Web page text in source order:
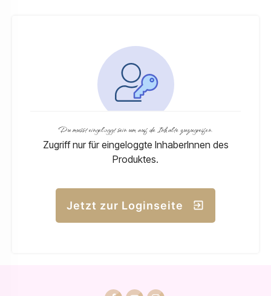
Du musst eingeloggt sein um auf die Inhalte zuzugreifen.
Zugriff nur für eingeloggte InhaberInnen des
Produktes.
Jetzt zur Loginseite